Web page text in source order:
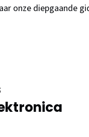
onze diepgaande